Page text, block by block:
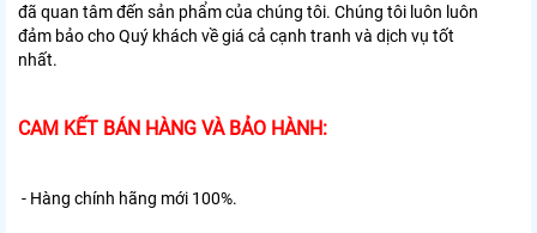
đã quan tâm đến sản phẩm của chúng tôi. Chúng tôi luôn luôn
đảm bảo cho Quý khách về giá cả cạnh tranh và dịch vụ tốt
nhất.
CAM KẾT BÁN HÀNG VÀ BẢO HÀNH:
- Hàng chính hãng mới 100%.